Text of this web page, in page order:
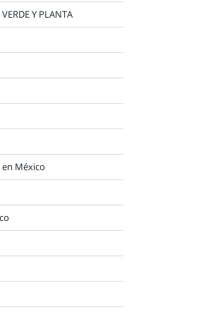
Y PLANTA
en México